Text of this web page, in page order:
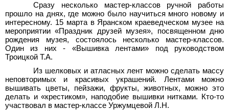
Сразу несколько мастер-классов ручной работы
прошло на днях, где можно было научиться много новому и
интересному. 15 марта в Яранском краеведческом музее на
мероприятии «Праздник друзей музея», посвященном дню
рождения музея, состоялось несколько мастер-классов.
Один из них - «Вышивка лентами» под руководством
Троицкой Т.А.
Из шелковых и атласных лент можно сделать массу
неповторимых и красивых украшений. Лентами можно
вышивать цветы, пейзажи, фрукты, животных, можно это
делать и «крестиком», наподобие вышивки нитками. Кто-то
участвовал в мастер-классе Уржумцевой Л.Н.